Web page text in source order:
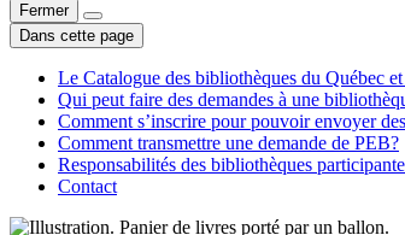
Fermer
Dans cette page
Le Catalogue des bibliothèques du Québec
Qui peut faire des demandes à une
Comment s’inscrire pour pouvoir envoyer
Comment transmettre une demande de PEB?
Responsabilités des bibliothèques
Contact